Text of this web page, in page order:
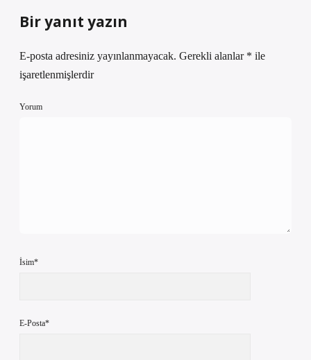
Bir yanıt yazın
E-posta adresiniz yayınlanmayacak. Gerekli alanlar * ile
işaretlenmişlerdir
Yorum
İsim*
E-Posta*